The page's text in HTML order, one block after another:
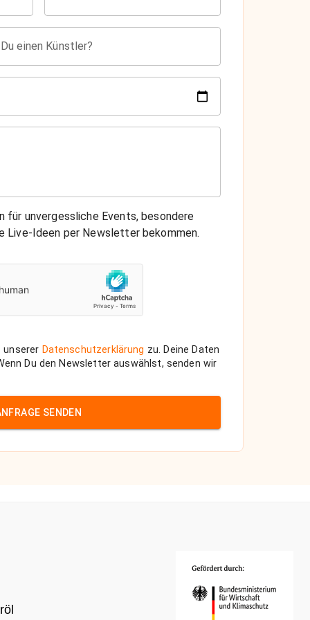
einen Künstler?
für unvergessliche Events, besondere
Live-Ideen per Newsletter bekommen.
unserer Datenschutzerklärung zu. Deine Daten
Du den Newsletter auswählst, senden wir
SENDEN